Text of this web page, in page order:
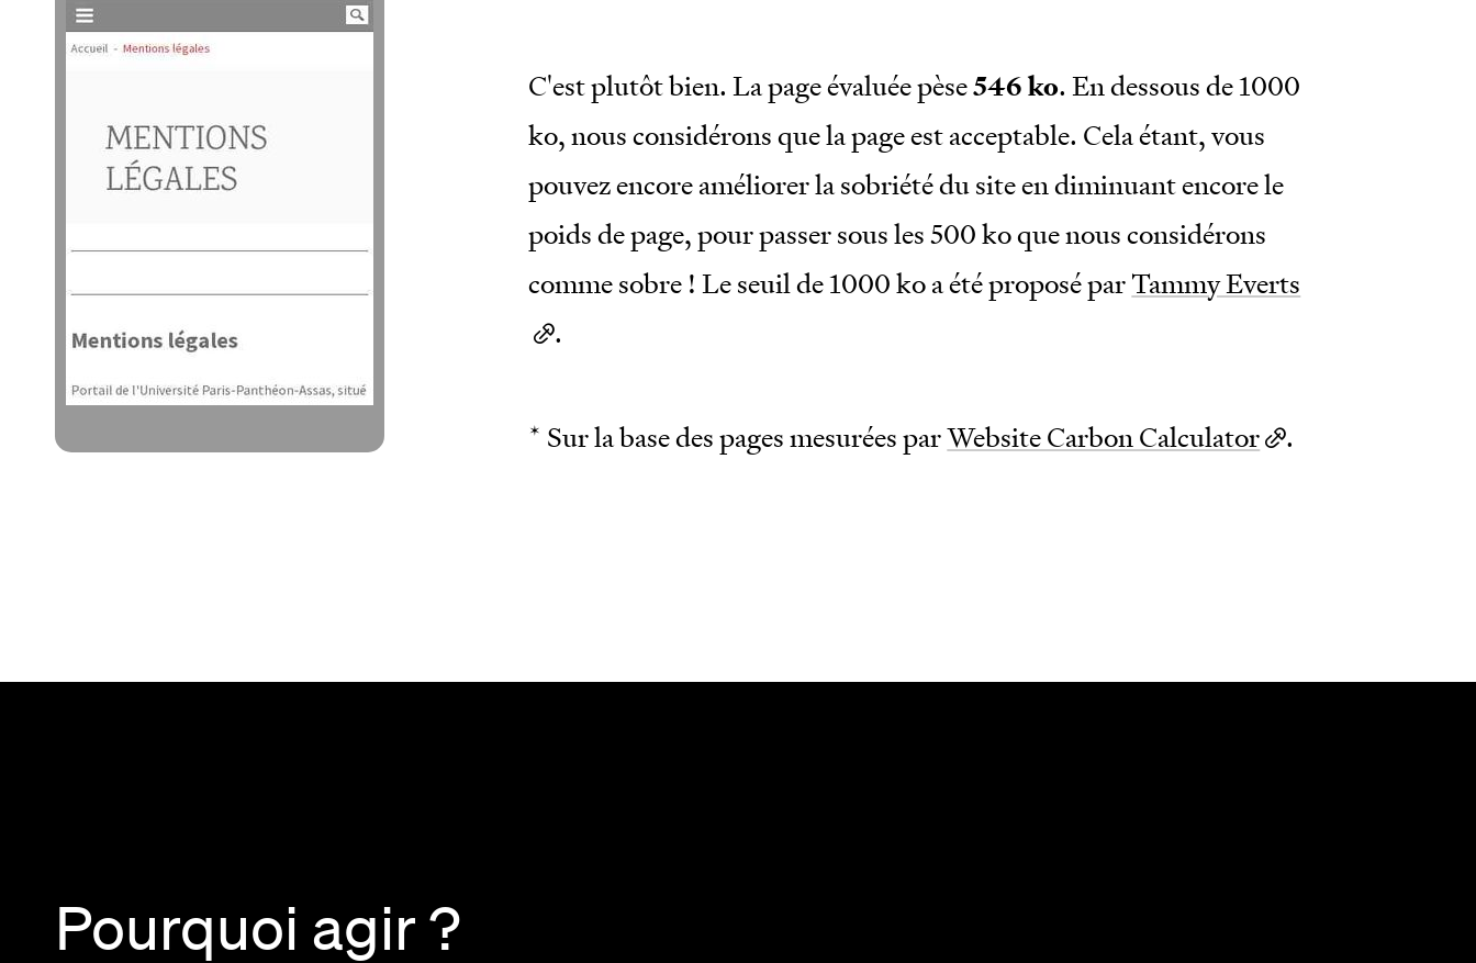
C'est plutôt bien. La page évaluée pèse546 ko. En dessous de 1000
ko, nous considérons que la page est acceptable. Cela étant, vous
pouvez encore améliorer la sobriété du site en diminuant encore le
poids de page, pour passer sous les 500 ko que nous considérons
comme sobre ! Le seuil de 1000 ko a été proposé parTammy Everts
.
* Sur la base des pages mesurées parWebsite Carbon Calculator .
Pourquoi agir ?